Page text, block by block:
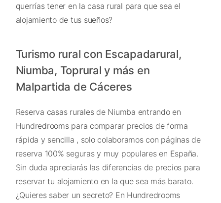
querrías tener en la casa rural para que sea el
alojamiento de tus sueños?
Turismo rural con Escapadarural,
Niumba, Toprural y más en
Malpartida de Cáceres
Reserva casas rurales de Niumba entrando en
Hundredrooms para comparar precios de forma
rápida y sencilla , solo colaboramos con páginas de
reserva 100% seguras y muy populares en España.
Sin duda apreciarás las diferencias de precios para
reservar tu alojamiento en la que sea más barato.
¿Quieres saber un secreto? En Hundredrooms